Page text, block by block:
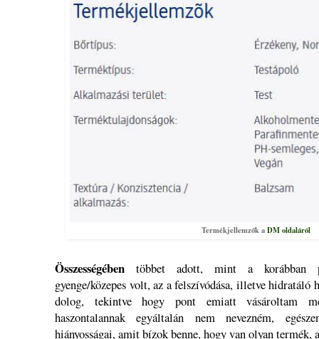
Termékjellemzők aDM oldaláról
Összességében többet adott, mint a korábban
gyenge/közepes volt, az a felszívódása, illetve hidratáló
dolog, tekintve hogy pont emiatt vásároltam
haszontalannak egyáltalán nem nevezném,
hiányosságai, amit bízok benne, hogy van olyan termék,